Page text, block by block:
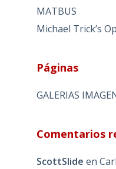
MATBUS
Michael Trick’s
Páginas
GALERIAS
Comentarios
ScottSlide en